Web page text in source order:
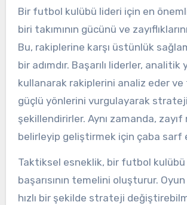
Bir futbol kulübü lideri için en
biri takımının gücünü ve
Bu, rakiplerine karşı üstünlük
bir adımdır. Başarılı liderler,
kullanarak rakiplerini analiz eder ve
güçlü yönlerini vurgulayarak
şekillendirirler. Aynı zamanda, zayıf
belirleyip geliştirmek için çaba sarf
Taktiksel esneklik, bir futbol kulübü
başarısının temelini oluşturur. Oyun
hızlı bir şekilde strateji